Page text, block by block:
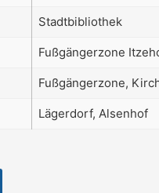
Stadtbibliothek
Fußgängerzone
Fußgängerzone,
Lägerdorf, Alsenhof